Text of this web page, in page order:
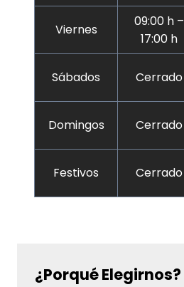
Viernes
09:00 h –
17:00 h
Sábados Cerrado
Domingos Cerrado
Festivos Cerrado
¿Porqué Elegirnos?